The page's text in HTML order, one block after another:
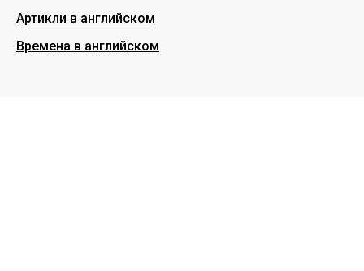
Артикли в английском
Времена в английском